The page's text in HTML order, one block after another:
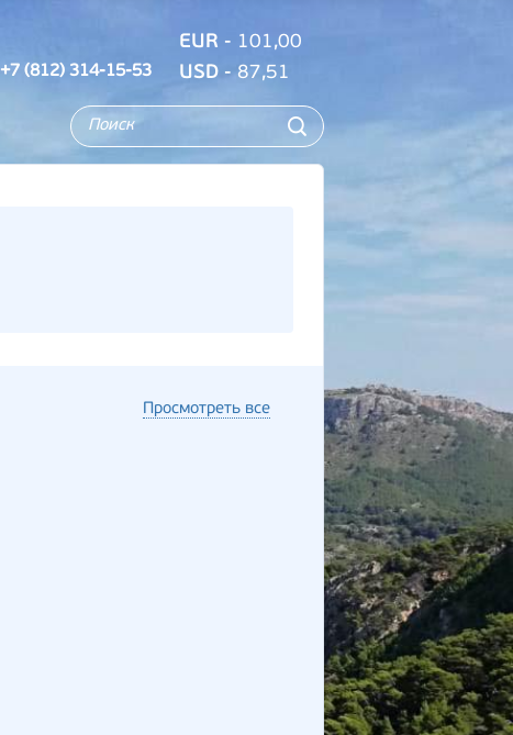
+7 (812) 314-15-53
EUR - 101,00
USD - 87,51
Просмотреть все